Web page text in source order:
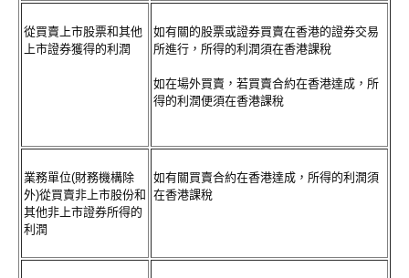
從買賣上市股票和其他
上市證券獲得的利潤
如有關的股票或證券買賣在香港的證券交易
所進行，所得的利潤須在香港課稅
如在場外買賣，若買賣合約在香港達成，所
得的利潤便須在香港課稅
業務單位(財務機構除
外)從買賣非上市股份和
其他非上市證券所得的
利潤
如有關買賣合約在香港達成，所得的利潤須
在香港課稅